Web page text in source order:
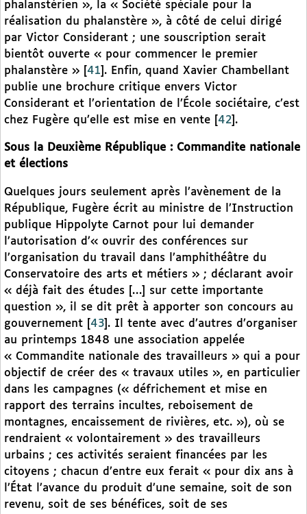
phalanstérien », la « Société spéciale pour la
réalisation du phalanstère », à côté de celui dirigé
par Victor Considerant ; une souscription serait
bientôt ouverte « pour commencer le premier
phalanstère »
41 . Enfin, quand Xavier Chambellant
publie une brochure critique envers Victor
Considerant et l’orientation de l’École sociétaire, c’est
chez Fugère qu’elle est mise en vente
42 .
Sous la Deuxième République : Commandite nationale
et élections
Quelques jours seulement après l’avènement de la
République, Fugère écrit au ministre de l’Instruction
publique Hippolyte Carnot pour lui demander
l’autorisation d’« ouvrir des conférences sur
l’organisation du travail dans l’amphithéâtre du
Conservatoire des arts et métiers » ; déclarant avoir
« déjà fait des études […] sur cette importante
question », il se dit prêt à apporter son concours au
gouvernement
43 . Il tente avec d’autres d’organiser
au printemps 1848 une association appelée
« Commandite nationale des travailleurs » qui a pour
objectif de créer des « travaux utiles », en particulier
dans les campagnes (« défrichement et mise en
rapport des terrains incultes, reboisement de
montagnes, encaissement de rivières, etc. »), où se
rendraient « volontairement » des travailleurs
urbains ; ces activités seraient financées par les
citoyens ; chacun d’entre eux ferait « pour dix ans à
l’État l’avance du produit d’une semaine, soit de son
revenu, soit de ses bénéfices, soit de ses